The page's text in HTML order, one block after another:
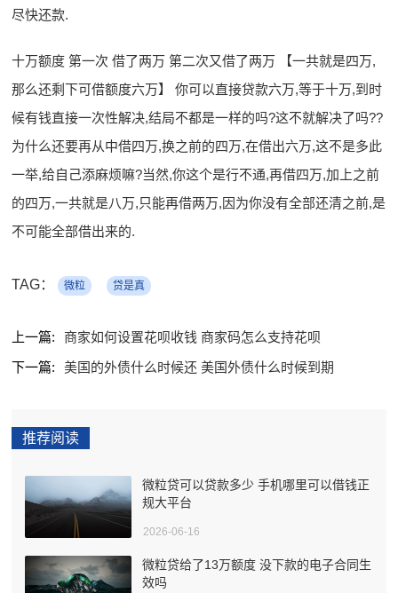
尽快还款.
十万额度 第一次 借了两万 第二次又借了两万 【一共就是四万,
那么还剩下可借额度六万】 你可以直接贷款六万,等于十万,到时
候有钱直接一次性解决,结局不都是一样的吗?这不就解决了吗??
为什么还要再从中借四万,换之前的四万,在借出六万,这不是多此
一举,给自己添麻烦嘛?当然,你这个是行不通,再借四万,加上之前
的四万,一共就是八万,只能再借两万,因为你没有全部还清之前,是
不可能全部借出来的.
TAG： 微粒 贷是真
上一篇:
商家如何设置花呗收钱 商家码怎么支持花呗
下一篇:
美国的外债什么时候还 美国外债什么时候到期
推荐阅读
微粒贷可以贷款多少 手机哪里可以借钱正
规大平台
2026-06-16
微粒贷给了13万额度 没下款的电子合同生
效吗